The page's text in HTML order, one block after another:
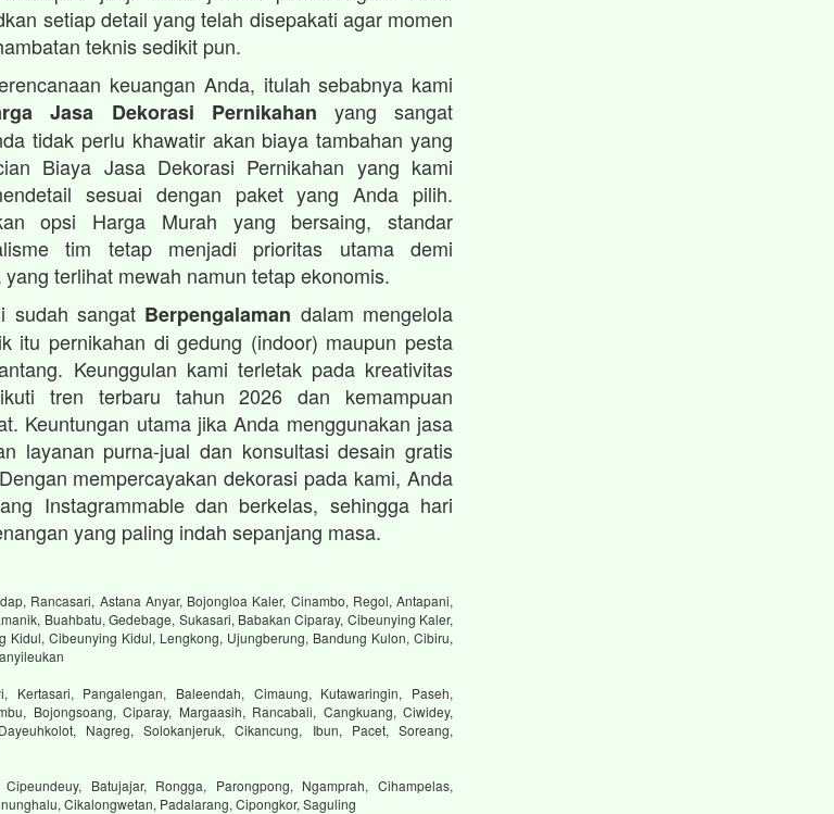
setiap detail yang telah disepakati agar momen
teknis sedikit pun.
keuangan Anda, itulah sebabnya kami
Jasa Dekorasi Pernikahan yang sangat
tidak perlu khawatir akan biaya tambahan yang
Biaya Jasa Dekorasi Pernikahan yang kami
sesuai dengan paket yang Anda pilih.
opsi Harga Murah yang bersaing, standar
tim tetap menjadi prioritas utama demi
terlihat mewah namun tetap ekonomis.
sudah sangat Berpengalaman dalam mengelola
itu pernikahan di gedung (indoor) maupun pesta
Keunggulan kami terletak pada kreativitas
tren terbaru tahun 2026 dan kemampuan
Keuntungan utama jika Anda menggunakan jasa
layanan purna-jual dan konsultasi desain gratis
mempercayakan dekorasi pada kami, Anda
Instagrammable dan berkelas, sehingga hari
yang paling indah sepanjang masa.
Rancasari, Astana Anyar, Bojongloa Kaler, Cinambo, Regol, Antapani,
Buahbatu, Gedebage, Sukasari, Babakan Ciparay, Cibeunying Kaler,
Kidul, Cibeunying Kidul, Lengkong, Ujungberung, Bandung Kulon, Cibiru,
Kertasari, Pangalengan, Baleendah, Cimaung, Kutawaringin, Paseh,
Bojongsoang, Ciparay, Margaasih, Rancabali, Cangkuang, Ciwidey,
Nagreg, Solokanjeruk, Cikancung, Ibun, Pacet, Soreang,
Batujajar, Rongga, Parongpong, Ngamprah, Cihampelas,
Cikalongwetan, Padalarang, Cipongkor, Saguling